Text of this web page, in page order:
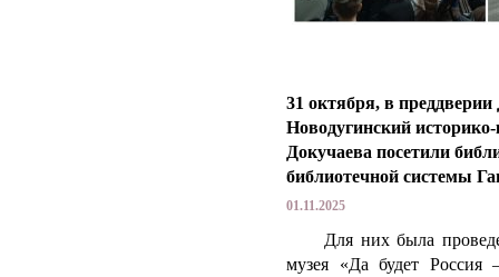
31 октября, в
Новодугинский
Докучаева посетили
библиотечной системы
01.11.2025
Для них была
музея «Да будет